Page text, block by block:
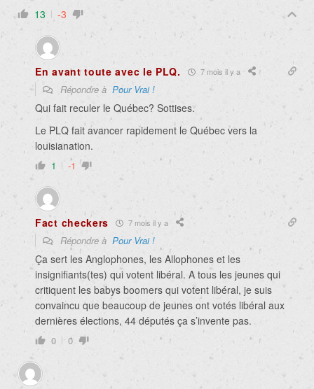
13 -3
En avant toute avec le PLQ. 7 mois il y a
Répondre à Pour Vrai !
Qui fait reculer le Québec? Sottises.
Le PLQ fait avancer rapidement le Québec vers la
louisianation.
1 -1
Fact checkers 7 mois il y a
Répondre à Pour Vrai !
Ça sert les Anglophones, les Allophones et les
insignifiants(tes) qui votent libéral. A tous les jeunes qui
critiquent les babys boomers qui votent libéral, je suis
convaincu que beaucoup de jeunes ont votés libéral aux
dernières élections, 44 députés ça s’invente pas.
0 0